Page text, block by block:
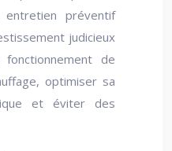
préventif
judicieux
de
optimiser sa
et éviter des